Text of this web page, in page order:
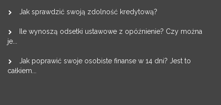
Jak sprawdzić swoją zdolność kredytową?
Ile wynoszą odsetki ustawowe z opóźnienie? Czy można
je...
Jak poprawić swoje osobiste finanse w 14 dni? Jest to
całkiem...